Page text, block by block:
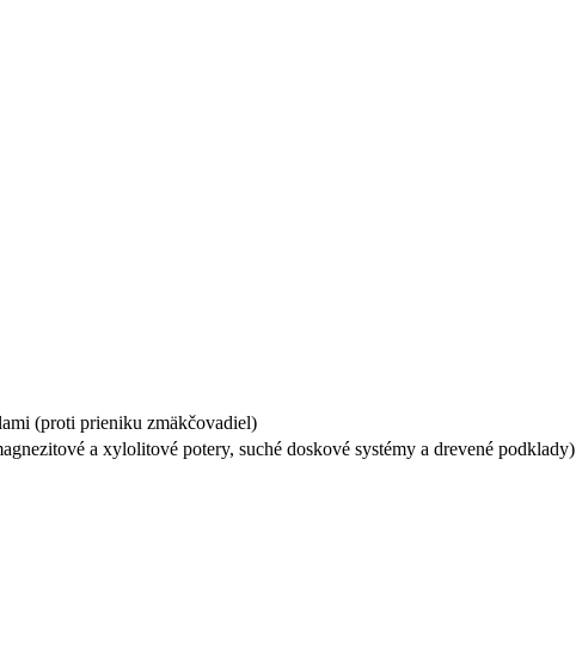
(proti prieniku zmäkčovadiel)
a xylolitové potery, suché doskové systémy a drevené podklady)